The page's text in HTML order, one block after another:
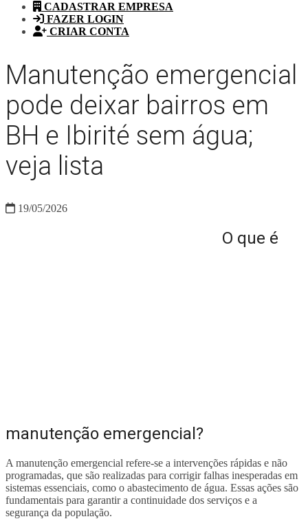
CADASTRAR EMPRESA
FAZER LOGIN
CRIAR CONTA
Manutenção emergencial
pode deixar bairros em
BH e Ibirité sem água;
veja lista
19/05/2026
O que é
manutenção emergencial?
A manutenção emergencial refere-se a intervenções rápidas e não
programadas, que são realizadas para corrigir falhas inesperadas em
sistemas essenciais, como o abastecimento de água. Essas ações são
fundamentais para garantir a continuidade dos serviços e a
segurança da população.